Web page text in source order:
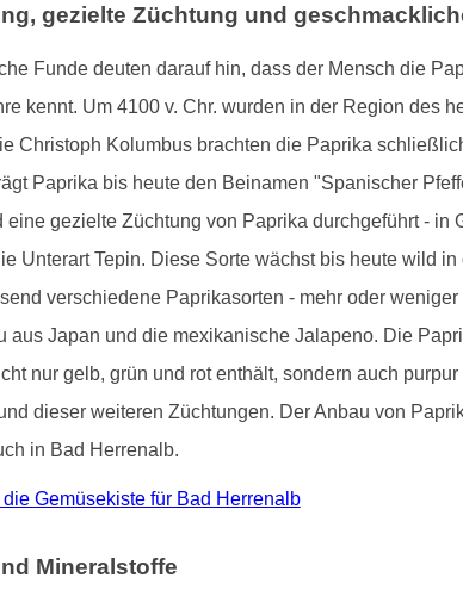
gezielte Züchtung und
Funde deuten darauf hin, dass der Mensch die
kennt. Um 4100 v. Chr. wurden in der Region des
Christoph Kolumbus brachten die Paprika
Paprika bis heute den Beinamen "Spanischer
eine gezielte Züchtung von Paprika durchgeführt -
Unterart Tepin. Diese Sorte wächst bis heute wild
verschiedene Paprikasorten - mehr oder
aus Japan und die mexikanische Jalapeno. Die
nur gelb, grün und rot enthält, sondern auch
dieser weiteren Züchtungen. Der Anbau von
in Bad Herrenalb.
Gemüsekiste für Bad Herrenalb
Mineralstoffe